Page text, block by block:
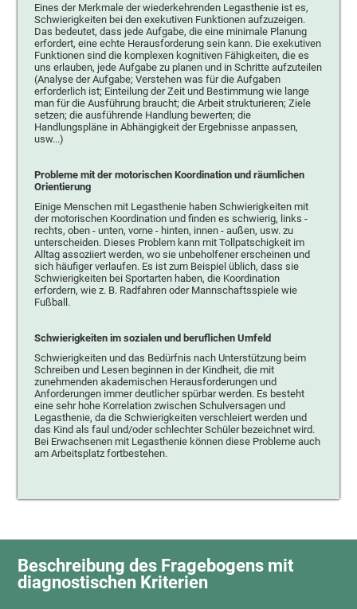
Eines der Merkmale der wiederkehrenden Legasthenie ist es,
Schwierigkeiten bei den exekutiven Funktionen aufzuzeigen.
Das bedeutet, dass jede Aufgabe, die eine minimale Planung
erfordert, eine echte Herausforderung sein kann. Die exekutiven
Funktionen sind die komplexen kognitiven Fähigkeiten, die es
uns erlauben, jede Aufgabe zu planen und in Schritte aufzuteilen
(Analyse der Aufgabe; Verstehen was für die Aufgaben
erforderlich ist; Einteilung der Zeit und Bestimmung wie lange
man für die Ausführung braucht; die Arbeit strukturieren; Ziele
setzen; die ausführende Handlung bewerten; die
Handlungspläne in Abhängigkeit der Ergebnisse anpassen,
usw...)
Probleme mit der motorischen Koordination und räumlichen
Orientierung
Einige Menschen mit Legasthenie haben Schwierigkeiten mit
der motorischen Koordination und finden es schwierig, links -
rechts, oben - unten, vorne - hinten, innen - außen, usw. zu
unterscheiden. Dieses Problem kann mit Tollpatschigkeit im
Alltag assoziiert werden, wo sie unbeholfener erscheinen und
sich häufiger verlaufen. Es ist zum Beispiel üblich, dass sie
Schwierigkeiten bei Sportarten haben, die Koordination
erfordern, wie z. B. Radfahren oder Mannschaftsspiele wie
Fußball.
Schwierigkeiten im sozialen und beruflichen Umfeld
Schwierigkeiten und das Bedürfnis nach Unterstützung beim
Schreiben und Lesen beginnen in der Kindheit, die mit
zunehmenden akademischen Herausforderungen und
Anforderungen immer deutlicher spürbar werden. Es besteht
eine sehr hohe Korrelation zwischen Schulversagen und
Legasthenie, da die Schwierigkeiten verschleiert werden und
das Kind als faul und/oder schlechter Schüler bezeichnet wird.
Bei Erwachsenen mit Legasthenie können diese Probleme auch
am Arbeitsplatz fortbestehen.
Beschreibung des Fragebogens mit
diagnostischen Kriterien